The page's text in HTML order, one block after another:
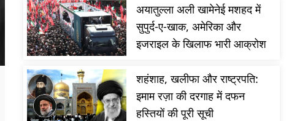
अयातुल्ला अली खामेनेई मशहद में
सुपुर्द-ए-खाक, अमेरिका और
इजराइल के खिलाफ भारी आक्रोश
शहंशाह, खलीफा और राष्ट्रपति:
इमाम रज़ा की दरगाह में दफन
हस्तियों की पूरी सूची